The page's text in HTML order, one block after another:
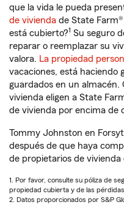
que la vida le pueda
de vivienda de State
está cubierto?1 Su seguro
reparar o reemplazar su
valora. La propiedad
vacaciones, está haciendo
guardados en un almacén.
vivienda eligen a State
de vivienda por encima de
Tommy Johnston en
después de que haya
de propietarios de vivienda
1. Por favor, consulte su póliza de
propiedad cubierta y de las
2. Datos proporcionados por S&P